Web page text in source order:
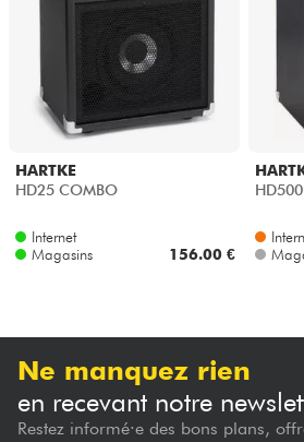
Vents
Violons & Quatuor
Eveil Musical
Câbles & Access.
HARTKE
HD25 COMBO
Internet
Magasins
156.00 €
Ne manquez rien
en recevant notre
Restez informé·e des bons plans,